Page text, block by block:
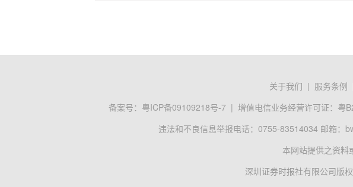
关于我们 | 服务条例
备案号： 粤ICP备09109218号-7 | 增值电信业务经营许可证：粤
违法和不良信息举报电话：0755-83514034 邮箱：
本网站提供之资料
深圳证券时报社有限公司版